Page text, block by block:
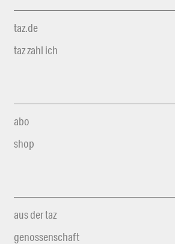
taz.de
taz zahl ich
abo
shop
aus der taz
genossenschaft